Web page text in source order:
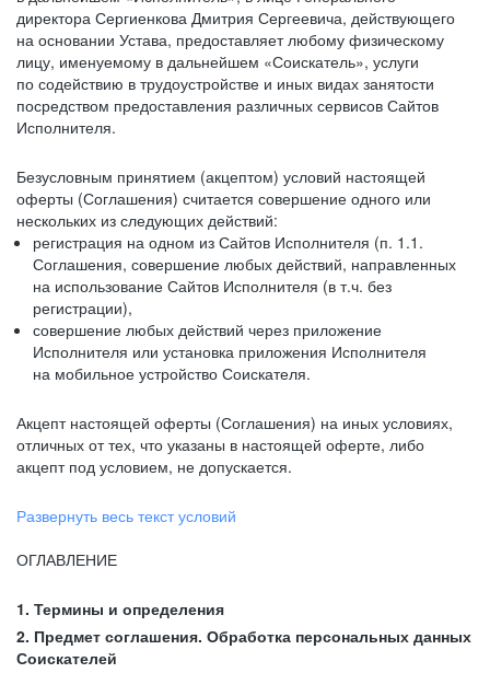
директора Сергиенкова Дмитрия Сергеевича, действующего
на основании Устава, предоставляет любому физическому
лицу, именуемому в дальнейшем «Соискатель», услуги
по содействию в трудоустройстве и иных видах занятости
посредством предоставления различных сервисов Сайтов
Исполнителя.
Безусловным принятием (акцептом) условий настоящей
оферты (Соглашения) считается совершение одного или
нескольких из следующих действий:
регистрация на одном из Сайтов Исполнителя (п. 1.1.
Соглашения, совершение любых действий, направленных
на использование Сайтов Исполнителя (в т.ч. без
регистрации),
совершение любых действий через приложение
Исполнителя или установка приложения Исполнителя
на мобильное устройство Соискателя.
Акцепт настоящей оферты (Соглашения) на иных условиях,
отличных от тех, что указаны в настоящей оферте, либо
акцепт под условием, не допускается.
Развернуть весь текст условий
ОГЛАВЛЕНИЕ
1. Термины и определения
2. Предмет соглашения. Обработка персональных данных
Соискателей